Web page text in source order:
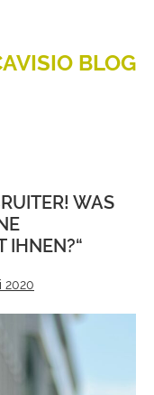
BLOG
WAS
IHNEN?“
2020